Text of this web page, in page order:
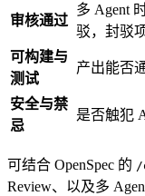
审核通过
多 Agent
驳，封驳
可构建与
测试
产出能否
安全与禁
忌
是否触犯
可结合 OpenSpec 的 /
Review、以及多